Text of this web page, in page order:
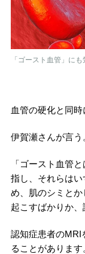
「ゴースト血管」に
血管の硬化と同
伊賀瀬さんが言う
「ゴースト血管
指し、それらは
め、肌のシミと
起こすばかりか、
認知症患者のMRI
ることがありま